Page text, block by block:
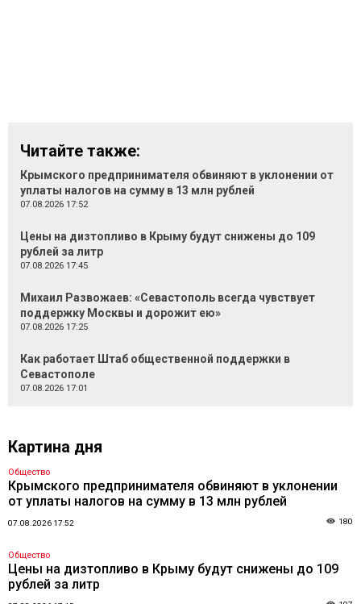
Читайте также:
Крымского предпринимателя обвиняют в уклонении от
уплаты налогов на сумму в 13 млн рублей
07.08.2026 17:52
Цены на дизтопливо в Крыму будут снижены до 109
рублей за литр
07.08.2026 17:45
Михаил Развожаев: «Севастополь всегда чувствует
поддержку Москвы и дорожит ею»
07.08.2026 17:25
Как работает Штаб общественной поддержки в
Севастополе
07.08.2026 17:01
Картина дня
Общество
Крымского предпринимателя обвиняют в уклонении
от уплаты налогов на сумму в 13 млн рублей
07.08.2026 17:52 180
Общество
Цены на дизтопливо в Крыму будут снижены до 109
рублей за литр